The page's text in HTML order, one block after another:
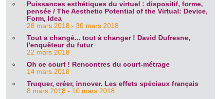
Puissances esthétiques du virtuel : dispositif, forme,
pensée / The Aesthetic Potential of the Virtual: Device,
Form, Idea
28 mars 2018 - 30 mars 2018
Tout a changé... tout à changer ! David Dufresne,
l'enquêteur du futur
22 mars 2018
Oh ce court ! Rencontres du court-métrage
14 mars 2018
Truquer, créer, innover. Les effets spéciaux français
8 mars 2018 - 10 mars 2018